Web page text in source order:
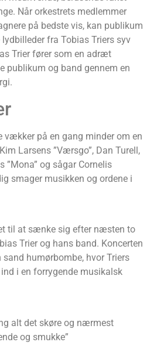
Når orkestrets medlemmer
på bedste vis, kan publikum
fra Tobias Triers syv
Trier fører som en adræt
publikum og band gennem en
vækker på en gang minder om en
Larsens ”Værsgo”, Dan Turell,
”Mona” og sågar Cornelis
smager musikken og ordene i
til at sænke sig efter næsten to
Trier og hans band. Koncerten
sand humørbombe, hvor Triers
i en forrygende musikalsk
alt det skøre og nærmest
og smukke”